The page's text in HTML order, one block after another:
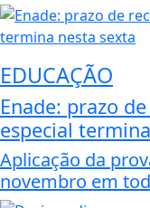
EDUCAÇÃO
Enade: prazo
especial
Aplicação da
novembro em